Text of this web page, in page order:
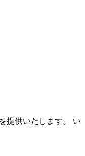
提供いたします。 い